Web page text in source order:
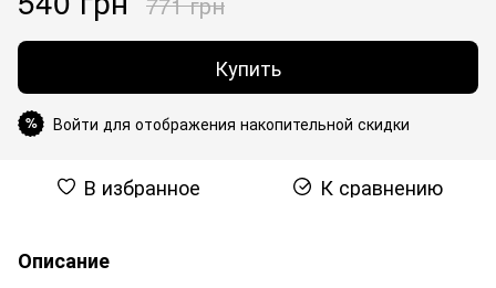
Купить
% Войти для отображения накопительной скидки
В избранное К сравнению
Описание